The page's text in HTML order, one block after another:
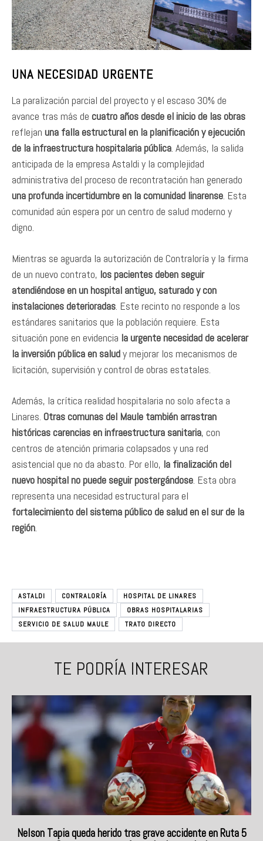
UNA NECESIDAD URGENTE
La paralización parcial del proyecto y el escaso 30% de
avance tras más de cuatro años desde el inicio de las obras
reflejan una falla estructural en la planificación y ejecución
de la infraestructura hospitalaria pública. Además, la salida
anticipada de la empresa Astaldi y la complejidad
administrativa del proceso de recontratación han generado
una profunda incertidumbre en la comunidad linarense. Esta
comunidad aún espera por un centro de salud moderno y
digno.
Mientras se aguarda la autorización de Contraloría y la firma
de un nuevo contrato, los pacientes deben seguir
atendiéndose en un hospital antiguo, saturado y con
instalaciones deterioradas. Este recinto no responde a los
estándares sanitarios que la población requiere. Esta
situación pone en evidencia la urgente necesidad de acelerar
la inversión pública en saludy mejorar los mecanismos de
licitación, supervisión y control de obras estatales.
Además, la crítica realidad hospitalaria no solo afecta a
Linares. Otras comunas del Maule también arrastran
históricas carencias en infraestructura sanitaria, con
centros de atención primaria colapsados y una red
asistencial que no da abasto. Por ello, la finalización del
nuevo hospital no puede seguir postergándose. Esta obra
representa una necesidad estructural para el
fortalecimiento del sistema público de salud en el sur de la
región.
ASTALDI CONTRALORÍA
HOSPITAL DE LINARES
INFRAESTRUCTURA PÚBLICA
OBRAS HOSPITALARIAS
SERVICIO DE SALUD MAULE
TRATO DIRECTO
TE PODRÍA INTERESAR
Nelson Tapia queda herido tras grave accidente en Ruta 5